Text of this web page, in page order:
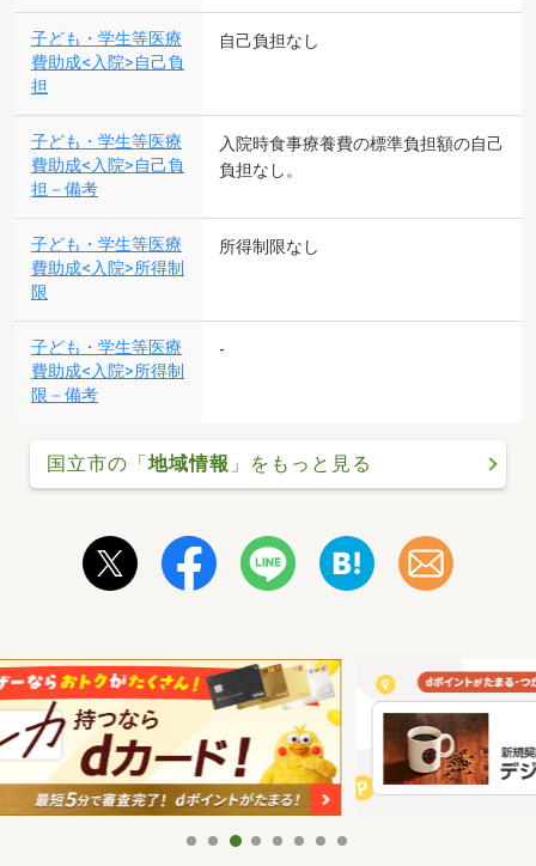
子ども・学生等医療
費助成<入院>自己負
担
自己負担なし
子ども・学生等医療
費助成<入院>自己負
担－備考
入院時食事療養費の標準負担額の自己
負担なし。
子ども・学生等医療
費助成<入院>所得制
限
所得制限なし
子ども・学生等医療
費助成<入院>所得制
限－備考
-
国立市の「地域情報 」をもっと見る